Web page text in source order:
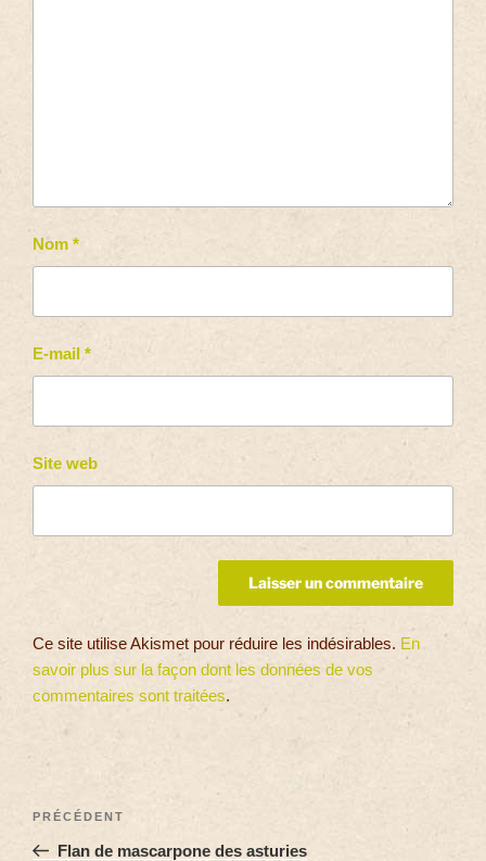
Nom *
E-mail *
Site web
Ce site utilise Akismet pour réduire les indésirables. En
savoir plus sur la façon dont les données de vos
commentaires sont traitées.
PRÉCÉDENT
Flan de mascarpone des asturies